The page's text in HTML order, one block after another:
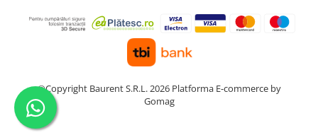
©Copyright Baurent S.R.L. 2026 Platforma E-commerce by
Gomag